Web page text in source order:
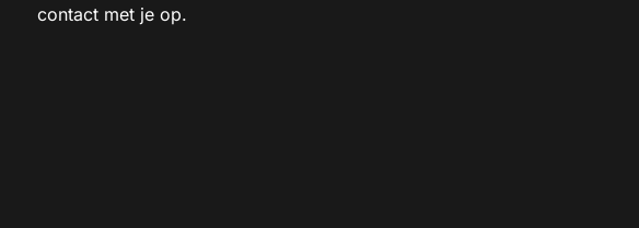
contact met je op.